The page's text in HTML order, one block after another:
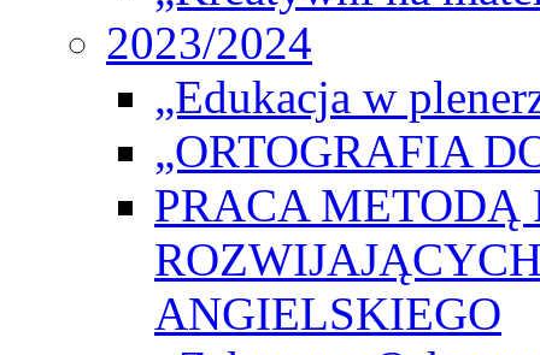
2023/2024
„Edukacja w
„ORTOGRAFIA
PRACA METODĄ
ANGIELSKIEGO